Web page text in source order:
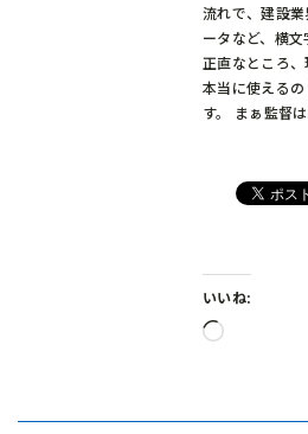
流れで、建設
ータなど、横文
正直なところ
本当に使える
す。 まぁ監督
いいね:
読